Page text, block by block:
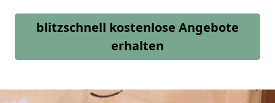
blitzschnell kostenlose Angebote
erhalten